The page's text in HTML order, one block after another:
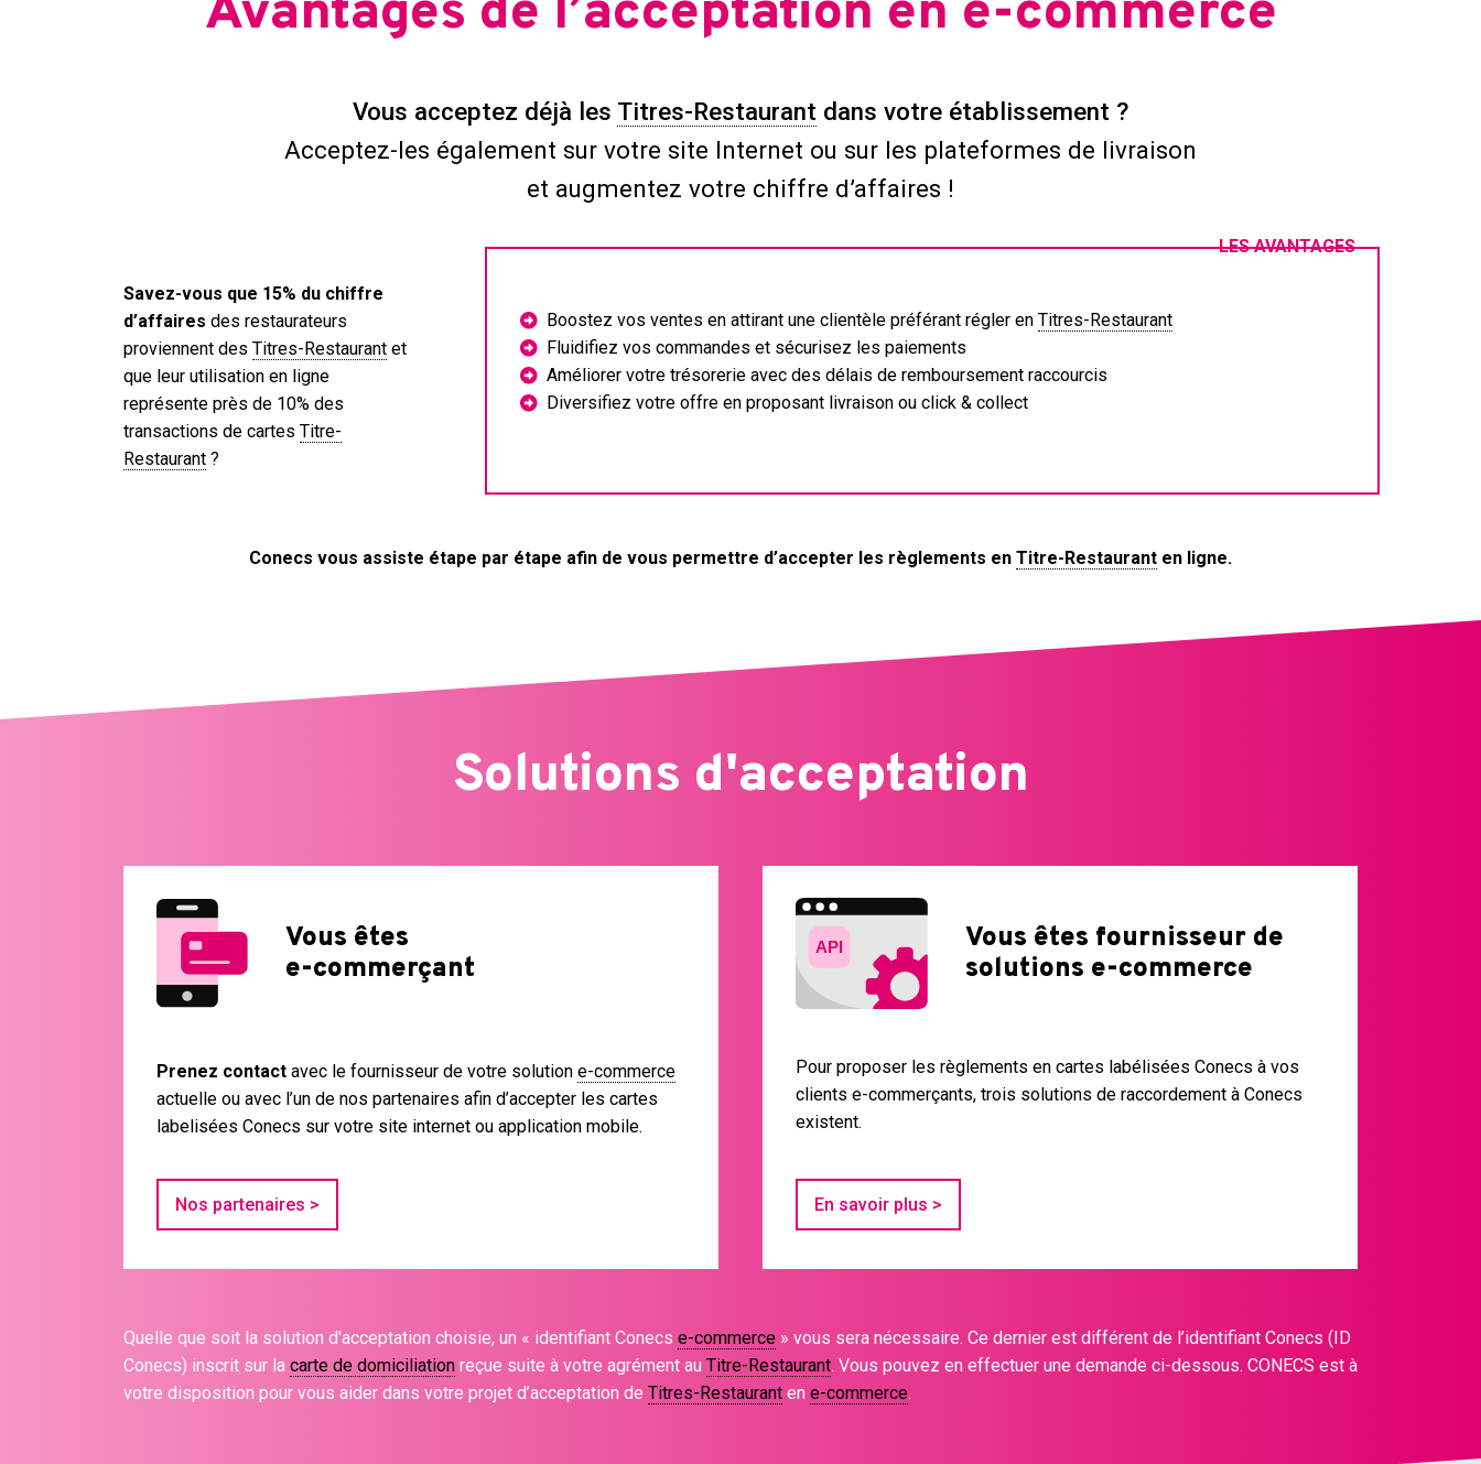
Avantages de l’acceptation en e-commerce
Vous acceptez déjà les Titres-Restaurant dans votre établissement ?
Acceptez-les également sur votre site Internet ou sur les plateformes de livraison
et augmentez votre chiffre d’affaires !
Savez-vous que 15% du chiffre
d’affaires des restaurateurs
proviennent des Titres-Restaurant et
que leur utilisation en ligne
représente près de 10% des
transactions de cartes Titre-
Restaurant ?
LES AVANTAGES
Boostez vos ventes en attirant une clientèle préférant régler en Titres-Restaurant
Fluidifiez vos commandes et sécurisez les paiements
Améliorer votre trésorerie avec des délais de remboursement raccourcis
Diversifiez votre offre en proposant livraison ou click & collect
Conecs vous assiste étape par étape afin de vous permettre d’accepter les règlements en Titre-Restaurant en ligne.
Solutions d'acceptation
Vous êtes
e-commerçant
Prenez contact avec le fournisseur de votre solution e-commerce
actuelle ou avec l’un de nos partenaires afin d’accepter les cartes
labelisées Conecs sur votre site internet ou application mobile.
Nos partenaires >
Vous êtes fournisseur de
solutions e-commerce
Pour proposer les règlements en cartes labélisées Conecs à vos
clients e-commerçants, trois solutions de raccordement à Conecs
existent.
En savoir plus >
Quelle que soit la solution d'acceptation choisie, un « identifiant Conecs e-commerce » vous sera nécessaire. Ce dernier est différent de l’identifiant Conecs (ID
Conecs) inscrit sur la carte de domiciliation reçue suite à votre agrément au Titre-Restaurant. Vous pouvez en effectuer une demande ci-dessous. CONECS est à
votre disposition pour vous aider dans votre projet d’acceptation de Titres-Restaurant en e-commerce.